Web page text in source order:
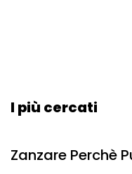
I più cercati
Zanzare Perchè